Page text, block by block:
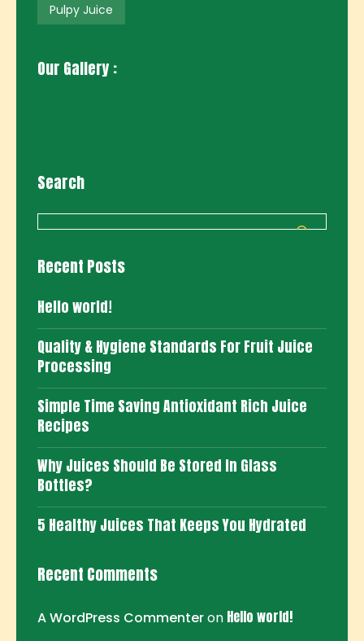
Pulpy Juice
Our Gallery :
Search
Recent Posts
Hello world!
Quality & Hygiene Standards For Fruit Juice
Processing
Simple Time Saving Antioxidant Rich Juice
Recipes
Why Juices Should Be Stored In Glass
Bottles?
5 Healthy Juices That Keeps You Hydrated
Recent Comments
A WordPress Commenteron Hello world!